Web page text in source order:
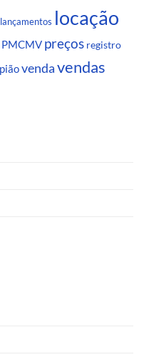
lançamentos locação
PMCMV preços registro
vendavendas